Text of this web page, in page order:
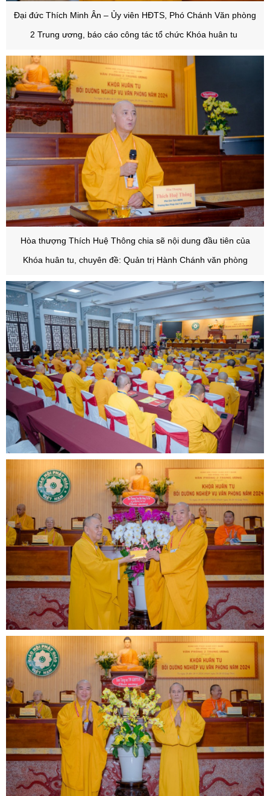
Đại đức Thích Minh Ân – Ủy viên HĐTS, Phó Chánh Văn phòng
2 Trung ương, báo cáo công tác tổ chức Khóa huân tu
Hòa thượng Thích Huệ Thông chia sẽ nội dung đầu tiên của
Khóa huân tu, chuyên đề: Quản trị Hành Chánh văn phòng